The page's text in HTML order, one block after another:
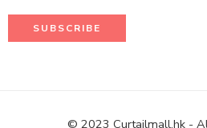
© 2023 Curtailmall.hk -